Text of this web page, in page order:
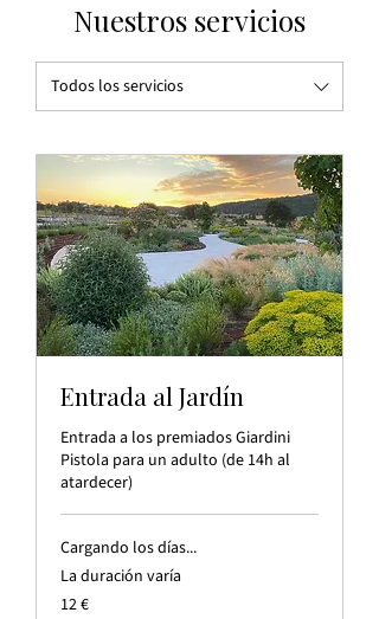
Nuestros servicios
Todos los servicios
Entrada al Jardín
Entrada a los premiados Giardini
Pistola para un adulto (de 14h al
atardecer)
Cargando los días...
La duración varía
12
euros
12 €